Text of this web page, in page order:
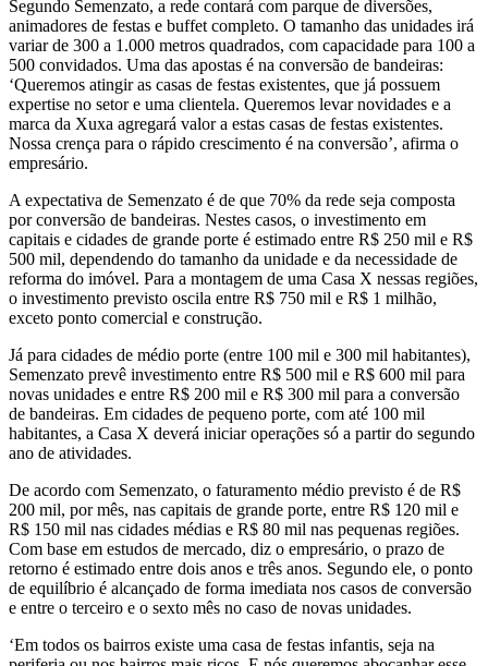
Segundo Semenzato, a rede contará com parque de diversões,
animadores de festas e buffet completo. O tamanho das unidades irá
variar de 300 a 1.000 metros quadrados, com capacidade para 100 a
500 convidados. Uma das apostas é na conversão de bandeiras:
‘Queremos atingir as casas de festas existentes, que já possuem
expertise no setor e uma clientela. Queremos levar novidades e a
marca da Xuxa agregará valor a estas casas de festas existentes.
Nossa crença para o rápido crescimento é na conversão’, afirma o
empresário.
A expectativa de Semenzato é de que 70% da rede seja composta
por conversão de bandeiras. Nestes casos, o investimento em
capitais e cidades de grande porte é estimado entre R$ 250 mil e R$
500 mil, dependendo do tamanho da unidade e da necessidade de
reforma do imóvel. Para a montagem de uma Casa X nessas regiões,
o investimento previsto oscila entre R$ 750 mil e R$ 1 milhão,
exceto ponto comercial e construção.
Já para cidades de médio porte (entre 100 mil e 300 mil habitantes),
Semenzato prevê investimento entre R$ 500 mil e R$ 600 mil para
novas unidades e entre R$ 200 mil e R$ 300 mil para a conversão
de bandeiras. Em cidades de pequeno porte, com até 100 mil
habitantes, a Casa X deverá iniciar operações só a partir do segundo
ano de atividades.
De acordo com Semenzato, o faturamento médio previsto é de R$
200 mil, por mês, nas capitais de grande porte, entre R$ 120 mil e
R$ 150 mil nas cidades médias e R$ 80 mil nas pequenas regiões.
Com base em estudos de mercado, diz o empresário, o prazo de
retorno é estimado entre dois anos e três anos. Segundo ele, o ponto
de equilíbrio é alcançado de forma imediata nos casos de conversão
e entre o terceiro e o sexto mês no caso de novas unidades.
‘Em todos os bairros existe uma casa de festas infantis, seja na